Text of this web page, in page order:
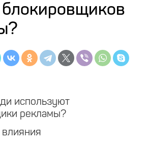
блокировщиков
используют
рекламы?